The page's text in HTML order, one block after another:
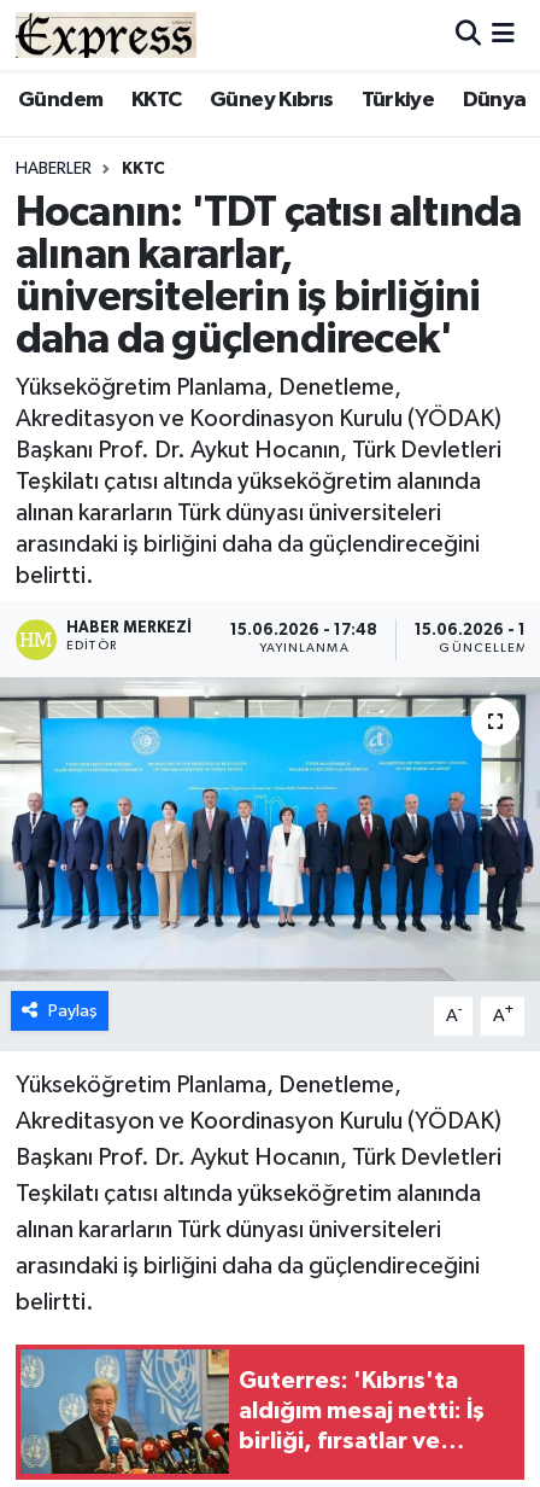
Gündem KKTC Güney Kıbrıs Türkiye Dünya
HABERLER KKTC
Hocanın: 'TDT çatısı altında
alınan kararlar,
üniversitelerin iş birliğini
daha da güçlendirecek'
Yükseköğretim Planlama, Denetleme,
Akreditasyon ve Koordinasyon Kurulu (YÖDAK)
Başkanı Prof. Dr. Aykut Hocanın, Türk Devletleri
Teşkilatı çatısı altında yükseköğretim alanında
alınan kararların Türk dünyası üniversiteleri
arasındaki iş birliğini daha da güçlendireceğini
belirtti.
HABER MERKEZI
EDITÖR
15.06.2026 - 17:48
YAYINLANMA
15.06.2026 -
GÜNCELLEME
Paylaş A- A+
Yükseköğretim Planlama, Denetleme,
Akreditasyon ve Koordinasyon Kurulu (YÖDAK)
Başkanı Prof. Dr. Aykut Hocanın, Türk Devletleri
Teşkilatı çatısı altında yükseköğretim alanında
alınan kararların Türk dünyası üniversiteleri
arasındaki iş birliğini daha da güçlendireceğini
belirtti.
Guterres: 'Kıbrıs'ta
aldığım mesaj netti: İş
birliği, fırsatlar ve
ALAYKÖY
BİLİM
ÇATALKÖY
DÜNYA
EĞİTİM
EKONOMİ
ENGLISH
ESENTEPE
GAZİMAĞUSA
GİRNE
GÜNDEM
GÜNEY KIBRIS
İÇ HABERLER
LAPTA
LEFKOŞA
MAGAZİN
Nöbetçi Eczaneler
ÖZEL HABER
SİYASET
SPOR
Hava Durumu
Süper Lig Puan Durumu ve Fikstür
Tüm Manşetler
Son Dakika Haberleri
Haber Arşivi